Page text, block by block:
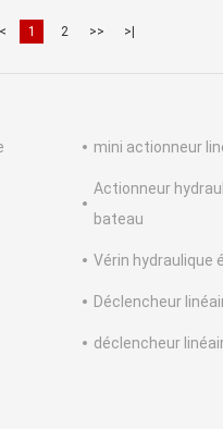
1 2 >> >|
mini actionneur
Actionneur
bateau
Vérin hydraulique
Déclencheur
déclencheur